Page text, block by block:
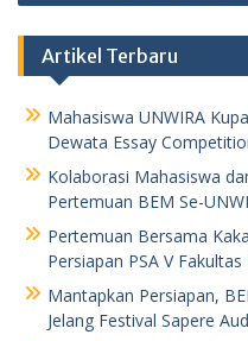
Artikel Terbaru
Mahasiswa UNWIRA
Dewata Essay
Kolaborasi Mahasiswa
Pertemuan BEM Se-
Pertemuan Bersama
Persiapan PSA V
Mantapkan Persiapan,
Jelang Festival Sapere